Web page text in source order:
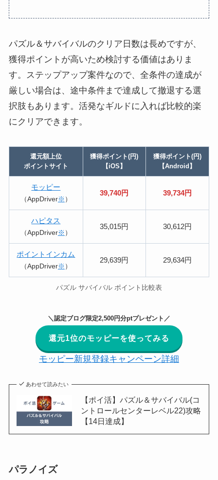
パズル＆サバイバルのクリア日数は長めですが、
獲得ポイントが高いため検討する価値はありま
す。ステップアップ案件なので、全条件の達成が
厳しい場合は、途中条件まで達成して撤退する選
択肢もあります。活発なギルドに入れば比較的楽
にクリアできます。
還元額上位
ポイントサイト
獲得ポイント(円)
【iOS】
獲得ポイント(円)
【Android】
モッピー
（AppDriver※ ）
39,740円 39,734円
ハピタス
（AppDriver※ ）
35,015円 30,612円
ポイントインカム
（AppDriver※ ）
29,639円 29,634円
パズル サバイバル ポイント比較表
＼認定ブログ限定2,500円分ptプレゼント／
還元1位のモッピーを使ってみる
モッピー新規登録キャンペーン詳細
あわせて読みたい
【ポイ活】パズル＆サバイバル(コ
ントロールセンターレベル22)攻略
【14日達成】
パラノイズ